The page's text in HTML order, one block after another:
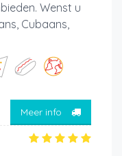
Wenst u
Cubaans,
Meer info